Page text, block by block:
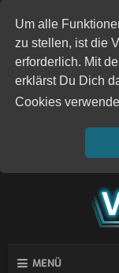
Um alle
zu stellen, ist die
erforderlich. Mit
erklärst Du Dich
Cookies
MENÜ